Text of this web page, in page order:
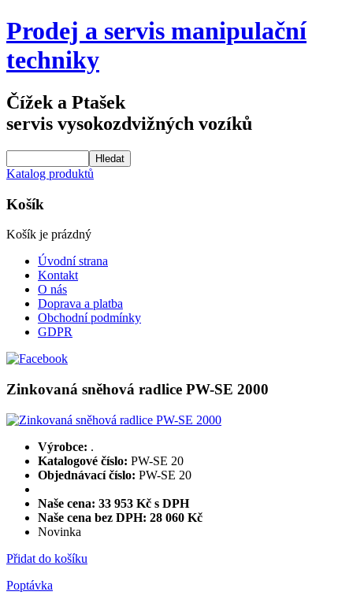
Prodej a servis manipulační
techniky
Čížek a Ptašek
servis vysokozdvižných vozíků
Katalog produktů
Košík
Košík je prázdný
Úvodní strana
Kontakt
O nás
Doprava a platba
Obchodní podmínky
GDPR
Zinkovaná sněhová radlice PW-SE 2000
Výrobce: .
Katalogové číslo: PW-SE 20
Objednávací číslo: PW-SE 20
Naše cena: 33 953 Kč s DPH
Naše cena bez DPH: 28 060 Kč
Novinka
Přidat do košíku
Poptávka